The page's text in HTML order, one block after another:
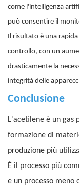
come l'intelligenza
può consentire il
Il risultato è una
controllo, con un
drasticamente la
integrità delle
Conclusione
L'acetilene è un gas
formazione di
produzione più
È il processo più
e un processo meno